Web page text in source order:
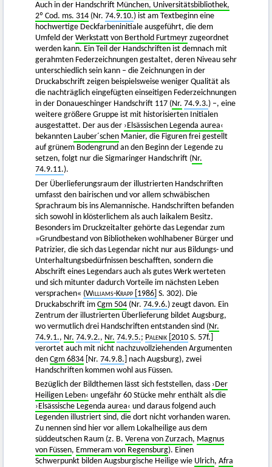
Auch in der Handschrift München, Universitätsbibliothek,
2º Cod. ms. 314 (Nr. 74.9.10.) ist am Textbeginn eine
hochwertige Deckfarbeninitiale ausgeführt, die dem
Umfeld der Werkstatt von Berthold Furtmeyr zugeordnet
werden kann. Ein Teil der Handschriften ist demnach mit
gerahmten Federzeichnungen gestaltet, deren Niveau sehr
unterschiedlich sein kann – die Zeichnungen in der
Druckabschrift zeigen beispielsweise weniger Qualität als
die nachträglich eingefügten einseitigen Federzeichnungen
in der Donaueschinger Handschrift 117 (Nr. 74.9.3.) –, eine
weitere größere Gruppe ist mit historisierten Initialen
ausgestattet. Der aus der ›Elsässischen Legenda aurea‹
bekannten Lauber´schen Manier, die Figuren frei gestellt
auf grünem Bodengrund an den Beginn der Legende zu
setzen, folgt nur die Sigmaringer Handschrift (Nr.
74.9.11.).
Der Überlieferungsraum der illustrierten Handschriften
umfasst den bairischen und vor allem schwäbischen
Sprachraum bis ins Alemannische. Handschriften befanden
sich sowohl in klösterlichem als auch laikalem Besitz.
Besonders im Druckzeitalter gehörte das Legendar zum
»Grundbestand von Bibliotheken wohlhabener Bürger und
Patrizier, die sich das Legendar nicht nur aus Bildungs- und
Unterhaltungsbedürfnissen beschafften, sondern die
Abschrift eines Legendars auch als gutes Werk werteten
und sich mitunter dadurch Vorteile im nächsten Leben
versprachen« (Williams-Krapp [1986] S. 302). Die
Druckabschrift im Cgm 504 (Nr. 74.9.6.) zeugt davon. Ein
Zentrum der illustrierten Überlieferung bildet Augsburg,
wo vermutlich drei Handschriften entstanden sind (Nr.
74.9.1., Nr. 74.9.2., Nr. 74.9.5.; Palenik [2010 S. 57f.]
verortet auch mit nicht nachzuvollziehenden Argumenten
den Cgm 6834 [Nr. 74.9.8. ] nach Augsburg), zwei
Handschriften kommen wohl aus Füssen.
Bezüglich der Bildthemen lässt sich feststellen, dass ›Der
Heiligen Leben‹ ungefähr 60 Stücke mehr enthält als die
›Elsässische Legenda aurea‹ und daraus folgend auch
Legenden illustriert sind, die dort nicht vorhanden waren.
Zu nennen sind hier vor allem Lokalheilige aus dem
süddeutschen Raum (z. B. Verena von Zurzach, Magnus
von Füssen, Emmeram von Regensburg). Einen
Schwerpunkt bilden Augsburgische Heilige wie Ulrich, Afra